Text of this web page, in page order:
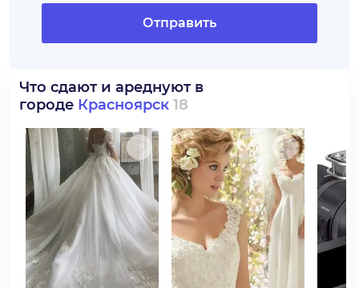
Отправить
Что сдают и ареднуют в
городе Красноярск 18